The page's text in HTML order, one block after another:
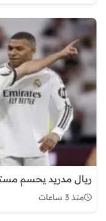
ريال مدريد يحسم
منذ 3 ساعات